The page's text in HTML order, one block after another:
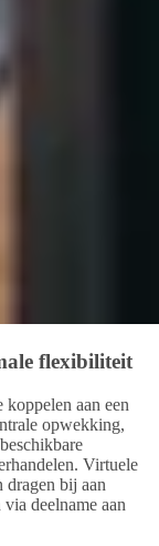
flexibiliteit
aan een
opwekking,
Virtuele
dragen bij aan
deelname aan